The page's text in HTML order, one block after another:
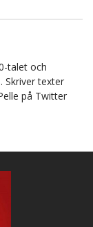
talet och
Skriver texter
på Twitter